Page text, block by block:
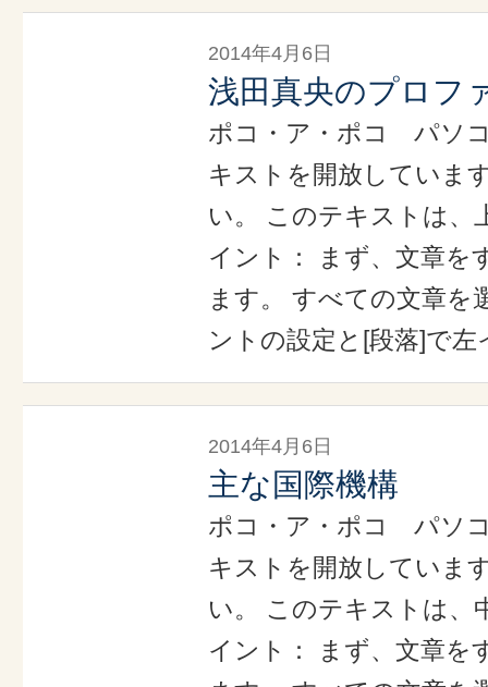
2014年4月6日
浅田真央のプロフ
ポコ・ア・ポコ パソ
キストを開放していま
い。 このテキストは、
イント： まず、文章を
ます。 すべての文章を
ントの設定と[段落]で
2014年4月6日
主な国際機構
ポコ・ア・ポコ パソ
キストを開放していま
い。 このテキストは、
イント： まず、文章を